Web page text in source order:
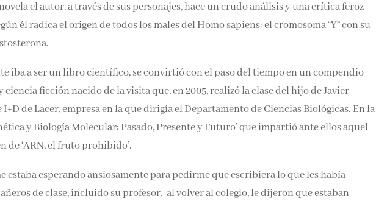
el autor, a través de sus personajes, hace un crudo análisis y una crítica feroz
él radica el origen de todos los males del Homo sapiens: el cromosoma “Y” con su
iba a ser un libro científico, se convirtió con el paso del tiempo en un compendio
ficción nacido de la visita que, en 2005, realizó la clase del hijo de Javier
de Lacer, empresa en la que dirigía el Departamento de Ciencias Biológicas. En la
y Biología Molecular: Pasado, Presente y Futuro’ que impartió ante ellos aquel
de ‘ARN, el fruto prohibido’.
estaba esperando ansiosamente para pedirme que escribiera lo que les había
de clase, incluido su profesor, al volver al colegio, le dijeron que estaban